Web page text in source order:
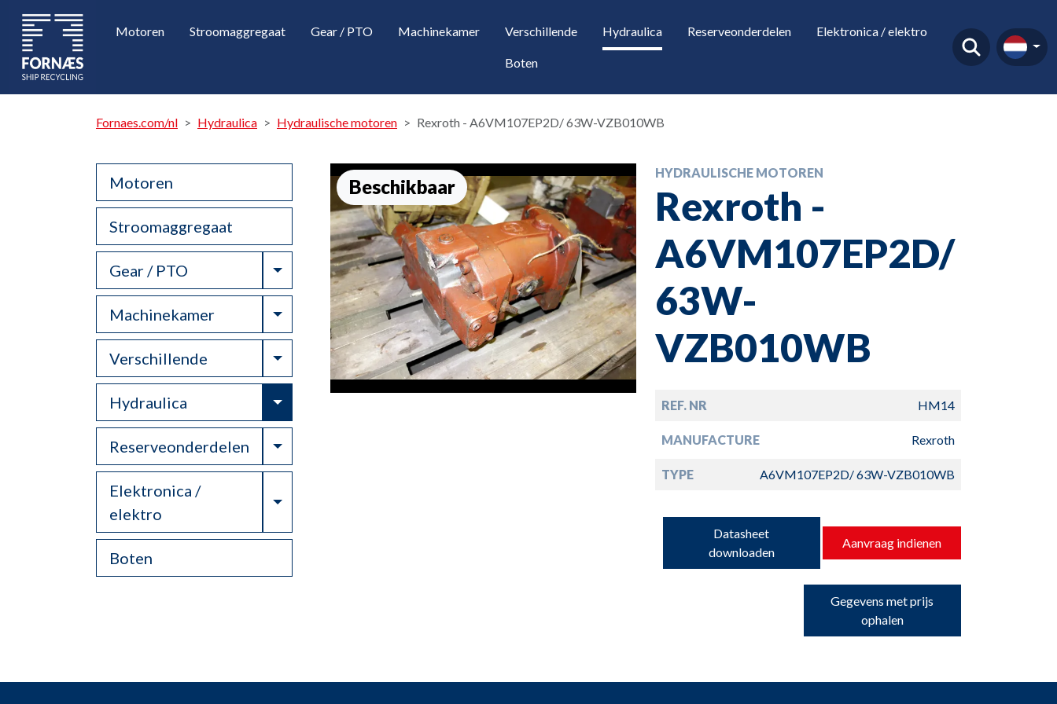
Motoren Stroomaggregaat Gear / PTO Machinekamer Verschillende Hydraulica Reserveonderdelen Elektronica / elektro
Boten
Fornaes.com/nl Hydraulica Hydraulische motoren Rexroth - A6VM107EP2D/ 63W-VZB010WB
Motoren
Stroomaggregaat
Gear / PTO Toggle Dropdown
Machinekamer Toggle Dropdown
Verschillende Toggle Dropdown
Hydraulica Toggle Dropdown
Reserveonderdelen Toggle Dropdown
Elektronica /
elektro
Toggle Dropdown
Boten
Beschikbaar
HYDRAULISCHE MOTOREN
Rexroth -
A6VM107EP2D/
63W-
VZB010WB
REF. NR HM14
MANUFACTURE Rexroth
TYPE A6VM107EP2D/ 63W-VZB010WB
Datasheet
downloaden
Aanvraag indienen
Gegevens met prijs
ophalen